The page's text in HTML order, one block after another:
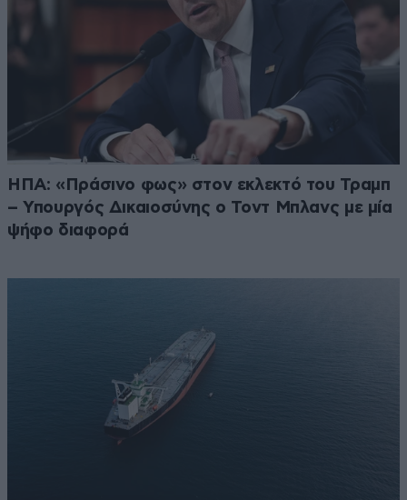
ΗΠΑ: «Πράσινο φως» στον εκλεκτό του Τραμπ
– Υπουργός Δικαιοσύνης ο Τοντ Μπλανς με μία
ψήφο διαφορά